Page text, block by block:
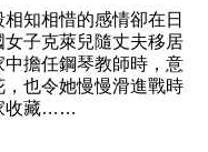
知相惜的感情卻在日
子克萊兒隨丈夫移居
擔任鋼琴教師時，意
也令她慢慢滑進戰時
收藏……